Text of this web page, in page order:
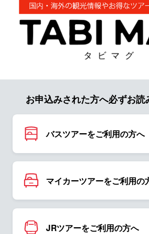
お申込みされた方へ必ずお読
バスツアーをご利用の方へ
マイカーツアーをご利用の
JRツアーをご利用の方へ